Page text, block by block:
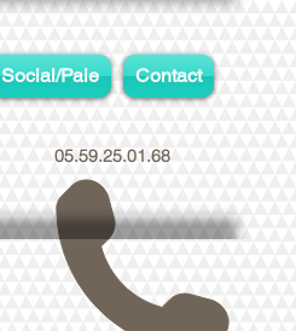
Social/Paie Contact
05.59.25.01.68